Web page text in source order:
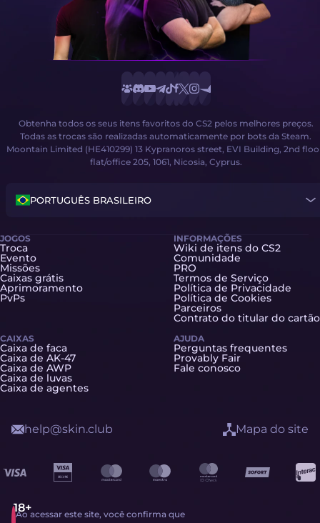
Obtenha todos os seus itens favoritos do CS2 pelos melhores preços.
Todas as trocas são realizadas automaticamente por bots da Steam.
Moontain Limited (HE410299) 13 Kypranoros street, EVI Building, 2nd
flat/office 205, 1061, Nicosia, Cyprus.
PORTUGUÊS BRASILEIRO
JOGOS
Troca
Evento
Missões
Caixas grátis
Aprimoramento
PvPs
CAIXAS
Caixa de faca
Caixa de AK-47
Caixa de AWP
Caixa de luvas
Caixa de agentes
INFORMAÇÕES
Wiki de itens do CS2
Comunidade
PRO
Termos de Serviço
Política de Privacidade
Política de Cookies
Parceiros
Contrato do titular do cartão
AJUDA
Perguntas frequentes
Provably Fair
Fale conosco
Ao acessar este site, você confirma que
help@skin.club Mapa do site